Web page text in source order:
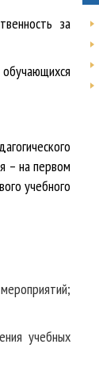
за
– на первом
учебного
учебных